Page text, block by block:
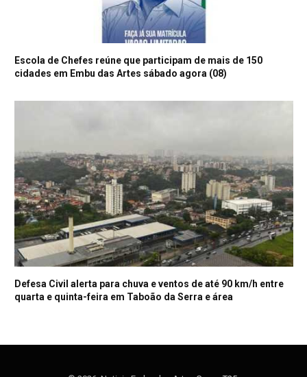
Escola de Chefes reúne que participam de mais de 150
cidades em Embu das Artes sábado agora (08)
Defesa Civil alerta para chuva e ventos de até 90 km/h entre
quarta e quinta-feira em Taboão da Serra e área